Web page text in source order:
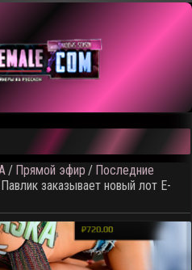
следующего откртытого
/ Прямой эфир / Последние
Павлик заказывает новый лот E-